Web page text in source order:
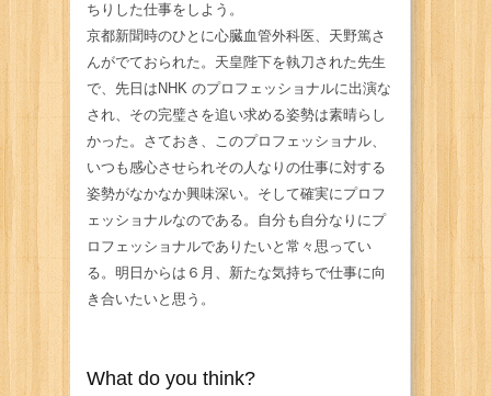
ちりした仕事をしよう。
京都新聞時のひとに心臓血管外科医、天野篤さ
んがでておられた。天皇陛下を執刀された先生
で、先日はNHK のプロフェッショナルに出演な
され、その完璧さを追い求める姿勢は素晴らし
かった。さておき、このプロフェッショナル、
いつも感心させられその人なりの仕事に対する
姿勢がなかなか興味深い。そして確実にプロフ
ェッショナルなのである。自分も自分なりにプ
ロフェッショナルでありたいと常々思ってい
る。明日からは６月、新たな気持ちで仕事に向
き合いたいと思う。
What do you think?